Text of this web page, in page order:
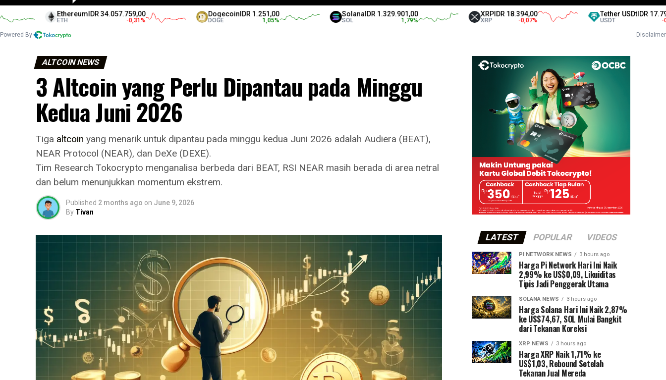
EthereumIDR 34.057.759,00
ETH
DogecoinIDR 1.251,00
DOGE
SolanaIDR 1.329.901,00 XRPIDR 18.394,00 Tether USDtIDR 17.793,00
USDT
Powered By Disclaimer
ALTCOIN NEWS
3 Altcoin yang Perlu Dipantau pada Minggu
Kedua Juni 2026
Tiga altcoin yang menarik untuk dipantau pada minggu kedua Juni 2026 adalah Audiera (BEAT),
NEAR Protocol (NEAR), dan DeXe (DEXE).
Tim Research Tokocrypto menganalisa berbeda dari BEAT, RSI NEAR masih berada di area netral
dan belum menunjukkan momentum ekstrem.
Published 2 months ago on June 9, 2026
By Tivan
LATEST POPULAR VIDEOS
PI NETWORK NEWS 3 hours ago
Harga Pi Network Hari Ini Naik
2,99% ke US$0,09, Likuiditas
Tipis Jadi Penggerak Utama
SOLANA NEWS 3 hours ago
Harga Solana Hari Ini Naik 2,87%
ke US$74,67, SOL Mulai Bangkit
dari Tekanan Koreksi
XRP NEWS 3 hours ago
Harga XRP Naik 1,71% ke
US$1,03, Rebound Setelah
Tekanan Jual Mereda